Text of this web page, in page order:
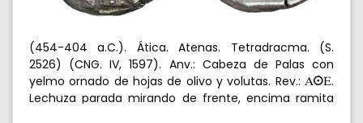
(454-404 a.C.). Ática. Atenas. Tetradracma. (S.
2526) (CNG. IV, 1597). Anv.: Cabeza de Palas con
yelmo ornado de hojas de olivo y volutas. Rev.: AºE.
Lechuza parada mirando de frente, encima ramita